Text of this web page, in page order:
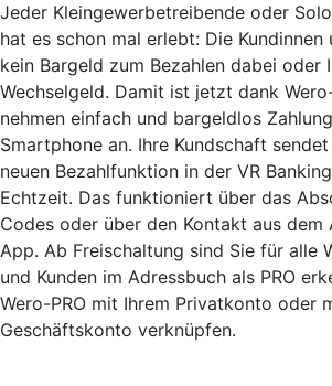
Jeder Kleingewerbetreibende oder
hat es schon mal erlebt: Die Kundinnen
kein Bargeld zum Bezahlen dabei oder
Wechselgeld. Damit ist jetzt dank
nehmen einfach und bargeldlos
Smartphone an. Ihre Kundschaft
neuen Bezahlfunktion in der VR
Echtzeit. Das funktioniert über das
Codes oder über den Kontakt aus dem
App. Ab Freischaltung sind Sie für alle
und Kunden im Adressbuch als PRO
Wero-PRO mit Ihrem Privatkonto oder
Geschäftskonto verknüpfen.